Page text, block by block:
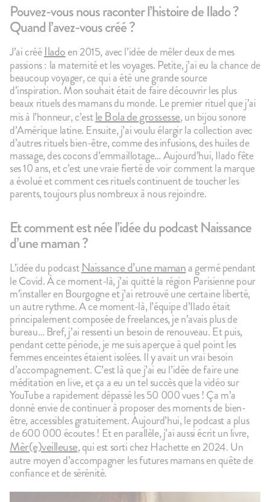
4.7 142 avis 100g
Le Porridge
2,10€
+10 +5
4.9
Le Brassé
2,10€
+10 +5
Pouvez-vous nous raconter l’histoire de Ilado ?
Quand l’avez-vous créé ?
J’ai crééIladoen 2015, avec l’idée de mêler deux de mes
passions : la maternité et les voyages. Petite, j’ai eu la chance de
beaucoup voyager, ce qui a été une grande source
d’inspiration. Mon souhait était de faire découvrir les plus
beaux rituels des mamans du monde. Le premier rituel que j’ai
mis à l’honneur, c’estle Bola de grossesse, un bijou sonore
d’Amérique latine. Ensuite, j’ai voulu élargir la collection avec
d’autres rituels bien-être, comme des infusions, des huiles de
massage, des cocons d’emmaillotage… Aujourd’hui, Ilado fête
ses 10 ans, et c’est une vraie fierté de voir comment la marque
a évolué et comment ces rituels continuent de toucher les
parents, toujours plus nombreux à nous rejoindre.
Et comment est née l’idée du podcast Naissance
d’une maman ?
L’idée du podcastNaissance d’une mamana germé pendant
le Covid. À ce moment-là, j’ai quitté la région Parisienne pour
m’installer en Bourgogne et j’ai retrouvé une certaine liberté,
un autre rythme. A ce moment-là, l’équipe d’Ilado était
principalement composée de freelances, je n’avais plus de
bureau… Bref, j’ai ressenti un besoin de renouveau. Et puis,
pendant cette période, je me suis aperçue à quel point les
femmes enceintes étaient isolées. Il y avait un vrai besoin
d’accompagnement. C’est là que j’ai eu l’idée de faire une
méditation en live, et ça a eu un tel succès que la vidéo sur
YouTube a rapidement dépassé les 50 000 vues ! Ça m’a
donné envie de continuer à proposer des moments de bien-
être, accessibles gratuitement. Aujourd’hui, le podcast a plus
de 600 000 écoutes ! Et en parallèle, j’ai aussi écrit un livre,
Mèr(e)veilleuse, qui est sorti chez Hachette en 2024. Un
autre moyen d’accompagner les futures mamans en quête de
confiance et de sérénité.